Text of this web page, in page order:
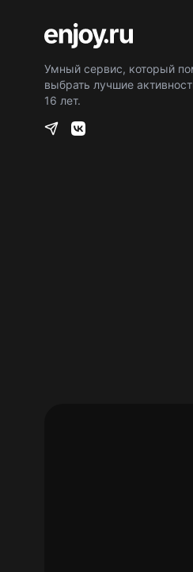
Умный сервис, который
выбрать лучшие
16 лет.